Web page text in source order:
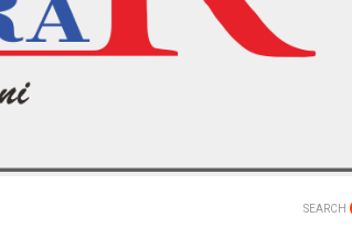
SEARCH